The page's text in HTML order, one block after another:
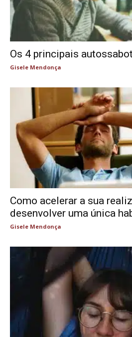
Os 4 principais
Gisele Mendonça
Como acelerar a sua
desenvolver uma única
Gisele Mendonça